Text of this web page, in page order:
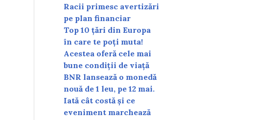
Racii primesc avertizări
pe plan financiar
Top 10 țări din Europa
în care te poți muta!
Acestea oferă cele mai
bune condiții de viață
BNR lansează o monedă
nouă de 1 leu, pe 12 mai.
Iată cât costă și ce
eveniment marchează